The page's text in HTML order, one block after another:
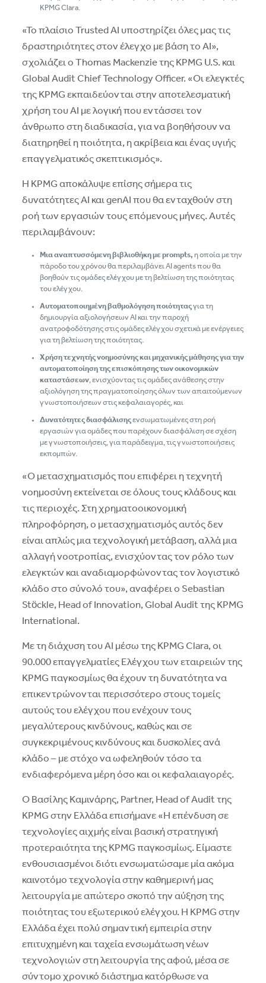
KPMG Clara.
«Το πλαίσιο Trusted AI υποστηρίζει όλες μας τις
δραστηριότητες στον έλεγχο με βάση το ΑΙ»,
σχολιάζει ο Thomas Mackenzie της KPMG U.S. και
Global Audit Chief Technology Officer. «Οι ελεγκτές
της KPMG εκπαιδεύονται στην αποτελεσματική
χρήση του ΑΙ με λογική που εντάσσει τον
άνθρωπο στη διαδικασία, για να βοηθήσουν να
διατηρηθεί η ποιότητα, η ακρίβεια και ένας υγιής
επαγγελματικός σκεπτικισμός».
Η KPMG αποκάλυψε επίσης σήμερα τις
δυνατότητες AI και genAI που θα ενταχθούν στη
ροή των εργασιών τους επόμενους μήνες. Αυτές
περιλαμβάνουν:
Μια αναπτυσσόμενη βιβλιοθήκη με prompts, η οποία με την
πάροδο του χρόνου θα περιλαμβάνει ΑΙ agents που θα
βοηθούν τις ομάδες ελέγχου με τη βελτίωση της ποιότητας
του ελέγχου.
Αυτοματοποιημένη βαθμολόγηση ποιότηταςγια τη
δημιουργία αξιολογήσεων ΑΙ και την παροχή
ανατροφοδότησης στις ομάδες ελέγχου σχετικά με ενέργειες
για τη βελτίωση της ποιότητας.
Χρήση τεχνητής νοημοσύνης και μηχανικής μάθησης για την
αυτοματοποίηση της επισκόπησης των οικονομικών
καταστάσεων, ενισχύοντας τις ομάδες ανάθεσης στην
αξιολόγηση της πραγματοποίησης όλων των απαιτούμενων
γνωστοποιήσεων στις κεφαλαιαγορές, και
Δυνατότητες διασφάλισηςενσωματωμένες στη ροή
εργασιών για ομάδες που παρέχουν διασφάλιση σε σχέση
με γνωστοποιήσεις, για παράδειγμα, τις γνωστοποιήσεις
εκπομπών.
«Ο μετασχηματισμός που επιφέρει η τεχνητή
νοημοσύνη εκτείνεται σε όλους τους κλάδους και
τις περιοχές. Στη χρηματοοικονομική
πληροφόρηση, ο μετασχηματισμός αυτός δεν
είναι απλώς μια τεχνολογική μετάβαση, αλλά μια
αλλαγή νοοτροπίας, ενισχύοντας τον ρόλο των
ελεγκτών και αναδιαμορφώνοντας τον λογιστικό
κλάδο στο σύνολό του», αναφέρει ο Sebastian
Stöckle, Head of Innovation, Global Audit της KPMG
International.
Με τη διάχυση του ΑΙ μέσω της KPMG Clara, οι
90.000 επαγγελματίες Ελέγχου των εταιρειών της
KPMG παγκοσμίως θα έχουν τη δυνατότητα να
επικεντρώνονται περισσότερο στους τομείς
αυτούς του ελέγχου που ενέχουν τους
μεγαλύτερους κινδύνους, καθώς και σε
συγκεκριμένους κινδύνους και δυσκολίες ανά
κλάδο – με στόχο να ωφεληθούν τόσο τα
ενδιαφερόμενα μέρη όσο και οι κεφαλαιαγορές.
Ο Βασίλης Καμινάρης, Partner, Head of Audit της
KPMG στην Ελλάδα επισήμανε «Η επένδυση σε
τεχνολογίες αιχμής είναι βασική στρατηγική
προτεραιότητα της KPMG παγκοσμίως. Είμαστε
ενθουσιασμένοι διότι ενσωματώσαμε μία ακόμα
καινοτόμο τεχνολογία στην καθημερινή μας
λειτουργία με απώτερο σκοπό την αύξηση της
ποιότητας του εξωτερικού ελέγχου. Η KPMG στην
Ελλάδα έχει πολύ σημαντική εμπειρία στην
επιτυχημένη και ταχεία ενσωμάτωση νέων
τεχνολογιών στη λειτουργία της αφού, μέσα σε
σύντομο χρονικό διάστημα κατόρθωσε να